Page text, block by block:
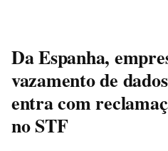
Da Espanha,
vazamento de
entra com
no STF